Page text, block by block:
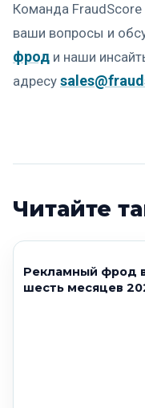
Команда FraudScore
ваши вопросы и
фрод и наши
адресу
Читайте
Рекламный фрод
шесть месяцев